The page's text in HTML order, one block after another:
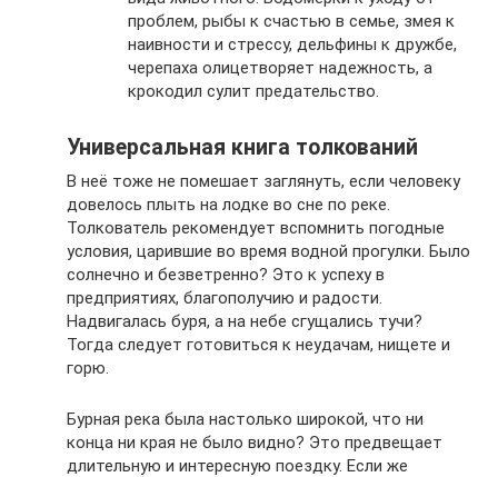
проблем, рыбы к счастью в семье, змея к
наивности и стрессу, дельфины к дружбе,
черепаха олицетворяет надежность, а
крокодил сулит предательство.
Универсальная книга толкований
В неё тоже не помешает заглянуть, если человеку
довелось плыть на лодке во сне по реке.
Толкователь рекомендует вспомнить погодные
условия, царившие во время водной прогулки. Было
солнечно и безветренно? Это к успеху в
предприятиях, благополучию и радости.
Надвигалась буря, а на небе сгущались тучи?
Тогда следует готовиться к неудачам, нищете и
горю.
Бурная река была настолько широкой, что ни
конца ни края не было видно? Это предвещает
длительную и интересную поездку. Если же